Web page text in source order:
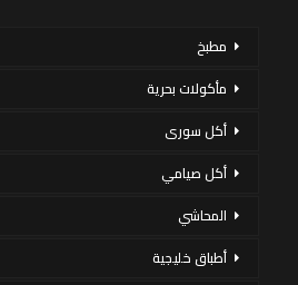
مطبخ
مأكولات بحرية
أكل سورى
أكل صيامي
المحاشي
أطباق خليجية